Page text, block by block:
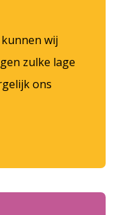
wij
zulke lage
ons